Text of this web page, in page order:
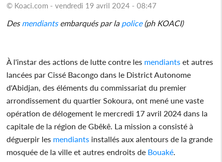
© Koaci.com - vendredi 19 avril 2024 - 08:47
Desmendiantsembarqués par lapolice(ph KOACI)
À l'instar des actions de lutte contre les mendiants et autres
lancées par Cissé Bacongo dans le District Autonome
d'Abidjan, des éléments du commissariat du premier
arrondissement du quartier Sokoura, ont mené une vaste
opération de délogement le mercredi 17 avril 2024 dans la
capitale de la région de Gbêkê. La mission a consisté à
déguerpir les mendiants installés aux alentours de la grande
mosquée de la ville et autres endroits de Bouaké.